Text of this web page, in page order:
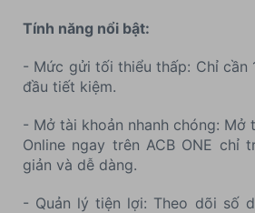
Tính năng nổi bật:
- Mức gửi tối thiểu thấp: Chỉ cần
đầu tiết kiệm.
- Mở tài khoản nhanh chóng: Mở
Online ngay trên ACB ONE chỉ
giản và dễ dàng.
- Quản lý tiện lợi: Theo dõi số